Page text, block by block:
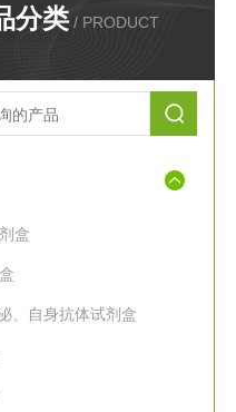
分类 / PRODUCT
盒
、自身抗体试剂盒